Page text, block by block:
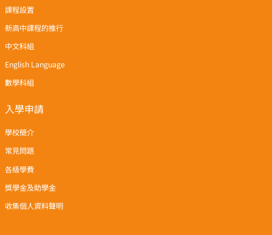
課程設置
新高中課程的推行
中文科組
English Language
數學科組
入學申請
學校簡介
常見問題
各級學費
獎學金及助學金
收集個人資料聲明